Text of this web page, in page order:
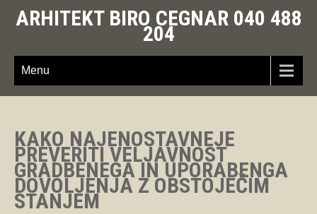
ARHITEKT BIRO CEGNAR 040 488
204
Menu
KAKO NAJENOSTAVNEJE
PREVERITI VELJAVNOST
GRADBENEGA IN UPORABENGA
DOVOLJENJA Z OBSTOJEČIM
STANJEM